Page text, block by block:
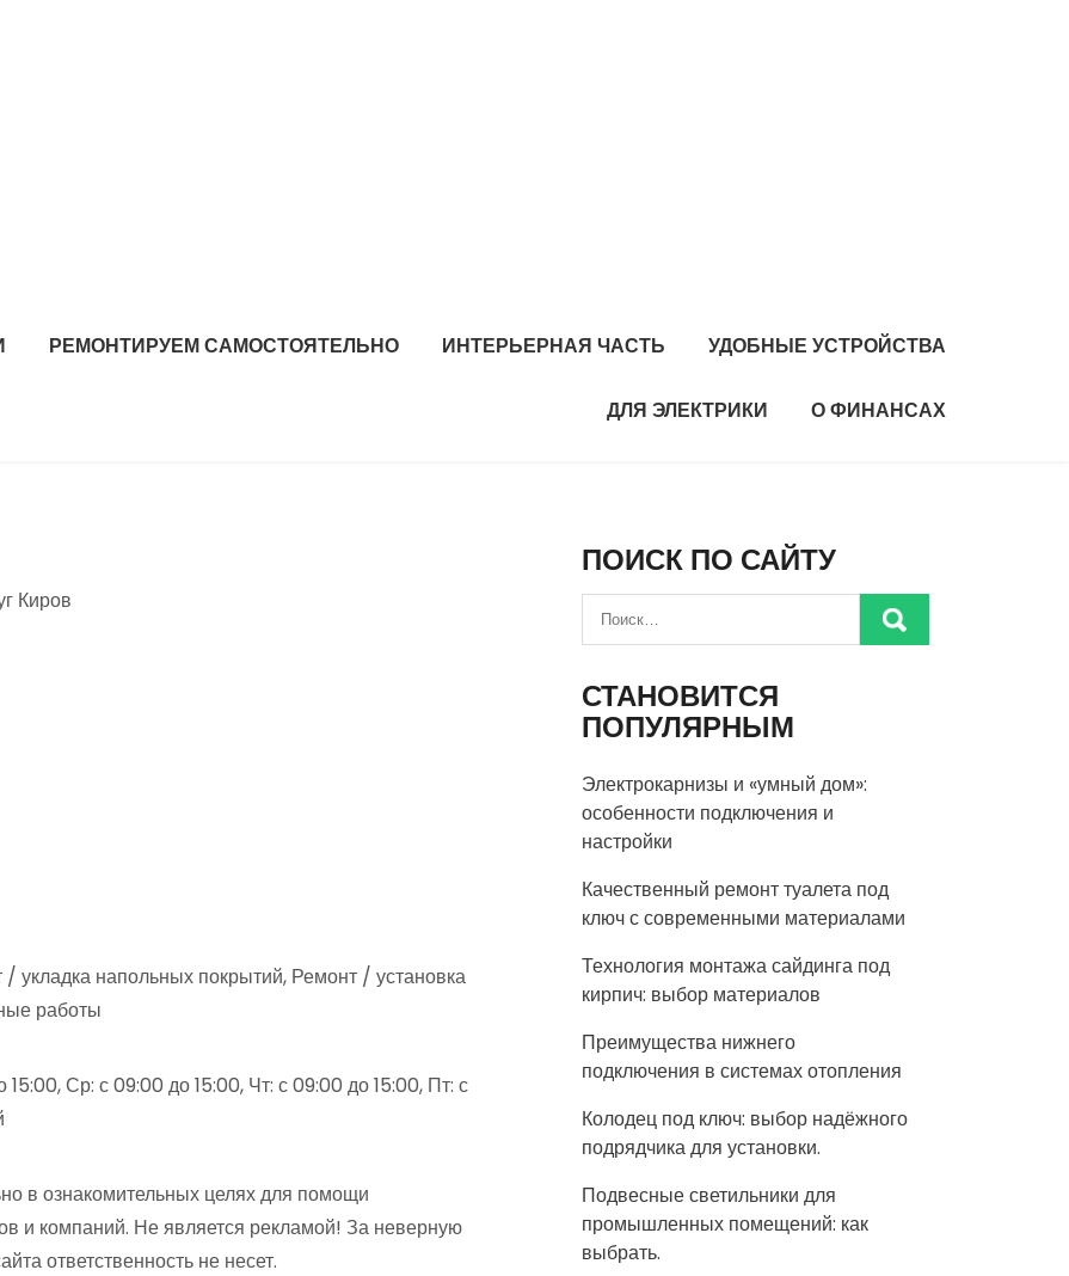
РЕМОНТИРУЕМ САМОСТОЯТЕЛЬНО ИНТЕРЬЕРНАЯ ЧАСТЬ УДОБНЫЕ УСТРОЙСТВА
ДЛЯ ЭЛЕКТРИКИ О ФИНАНСАХ
Киров
укладка напольных покрытий, Ремонт / установка
работы
Ср: с 09:00 до 15:00, Чт: с 09:00 до 15:00, Пт: с
в ознакомительных целях для помощи
и компаний. Не является рекламой! За неверную
ответственность не несет.
ПОИСК ПО САЙТУ
СТАНОВИТСЯ
ПОПУЛЯРНЫМ
Электрокарнизы и «умный дом»:
особенности подключения и
настройки
Качественный ремонт туалета под
ключ с современными материалами
Технология монтажа сайдинга под
кирпич: выбор материалов
Преимущества нижнего
подключения в системах отопления
Колодец под ключ: выбор надёжного
подрядчика для установки.
Подвесные светильники для
промышленных помещений: как
выбрать.